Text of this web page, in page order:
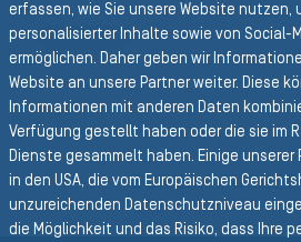
Steel cord
Zurück zur Hauptnavigation
ZURÜCK
erfassen, wie Sie unsere Website nutzen,
personalisierter Inhalte sowie von Social-
ermöglichen. Daher geben wir
Website an unsere Partner weiter. Diese
Informationen mit anderen Daten
Verfügung gestellt haben oder die sie im
Dienste gesammelt haben. Einige
in den USA, die vom Europäischen
unzureichenden Datenschutzniveau
die Möglichkeit und das Risiko, dass Ihre